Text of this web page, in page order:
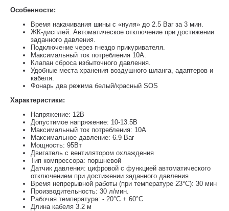
Особенности:
Время накачивания шины с «нуля» до 2.5 Bar за 3 мин.
ЖК-дисплей. Автоматическое отключение при достижении
заданного давления.
Подключение через гнездо прикуривателя.
Максимальный ток потребления 10А.
Клапан сброса избыточного давления.
Удобные места хранения воздушного шланга, адаптеров и
кабеля.
Фонарь два режима белый/красный SOS
Характеристики:
Напряжение: 12В
Допустимое напряжение: 10-13.5В
Максимальный ток потребления: 10А
Максимальное давление: 6.9 Bar
Мощность: 95Вт
Двигатель с вентилятором охлаждения
Тип компрессора: поршневой
Датчик давления: цифровой с функцией автоматического
отключением при достижении заданного давления
Время непрерывной работы (при температуре 23°С): 30 мин
Производительность: 30 л/мин.
Рабочая температура: - 20°С + 60°С
Длина кабеля 3.2 м